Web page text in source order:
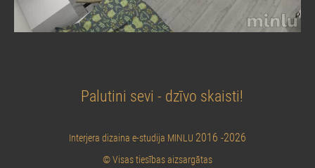
Palutini sevi - dzīvo skaisti!
Interjera dizaina e-studija MINLU 2016 -2026
© Visas tiesības aizsargātas